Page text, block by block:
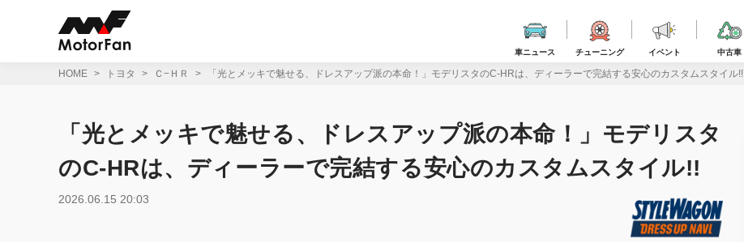
車ニュース チューニング イベント 中古車
HOME トヨタ Ｃ−ＨＲ 「光とメッキで魅せる、ドレスアップ派の本命！」モデリスタのC-HRは、ディーラーで完結する安心のカスタムスタイル!!
「光とメッキで魅せる、ドレスアップ派の本命！」モデリスタ
のC-HRは、ディーラーで完結する安心のカスタムスタイル!!
2026.06.15 20:03